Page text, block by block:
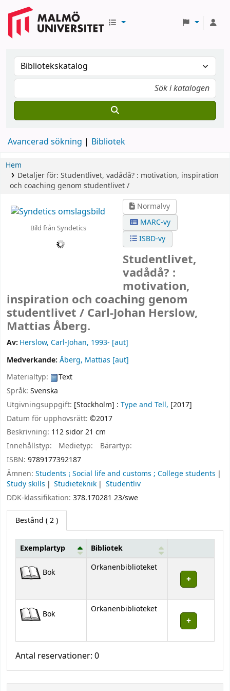
Avancerad sökning Bibliotek
Hem
Detaljer för: Studentlivet, vadådå? : motivation, inspiration
och coaching genom studentlivet /
Bild från Syndetics
Normalvy
MARC-vy
ISBD-vy
Studentlivet,
vadådå? :
motivation,
inspiration och coaching genom
studentlivet / Carl-Johan Herslow,
Mattias Åberg.
Av: Herslow, Carl-Johan, 1993- [aut]
Medverkande: Åberg, Mattias [aut]
Materialtyp:
Text
Språk: Svenska
Utgivningsuppgift: [Stockholm] : Type and Tell, [2017]
Datum för upphovsrätt: ©2017
Beskrivning: 112 sidor 21 cm
Innehållstyp:
Medietyp:
Bärartyp:
ISBN: 9789177392187
Ämnen: Students ¡ Social life and customs ; College students
Study skills
Studieteknik
Studentliv
DDK-klassifikation: 378.170281 23/swe
Bestånd ( 2 )
Bestånd
Exemplartyp Bibliotek
Bok Orkanenbiblioteket
Bok Orkanenbiblioteket
Antal reservationer: 0